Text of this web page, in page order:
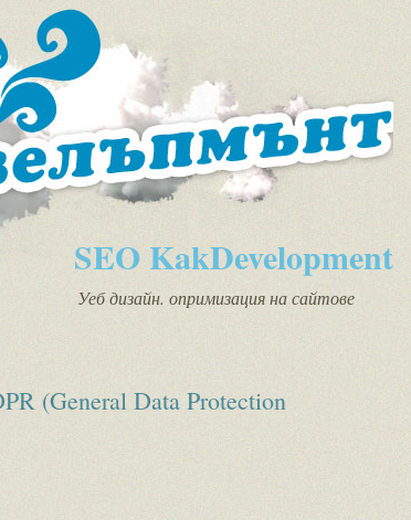
SEO KakDevelopment
Уеб дизайн. опримизация на сайтове
(General Data Protection